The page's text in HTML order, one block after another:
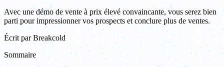
Avec une démo de vente à prix élevé convaincante, vous serez bien
parti pour impressionner vos prospects et conclure plus de ventes.
Écrit par Breakcold
Sommaire